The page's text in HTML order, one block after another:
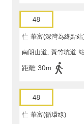
48
往 華富(深灣為終點
南朗山道, 黃竹坑道
距離 30m
48
往 華富(循環線)